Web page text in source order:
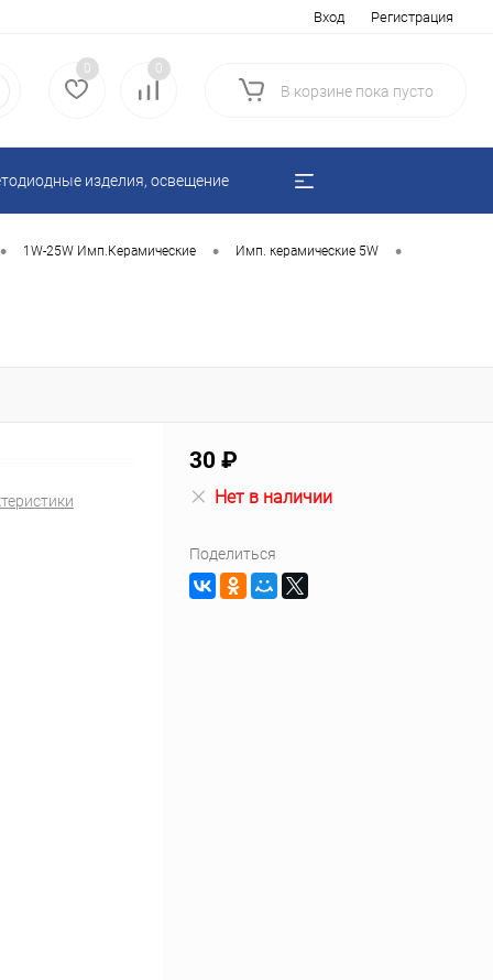
Вход Регистрация
0 0
В корзине пока пусто
изделия, освещение
• 1W-25W Имп.Керамические • Имп. керамические 5W •
30 ₽
Нет в наличии
Поделиться